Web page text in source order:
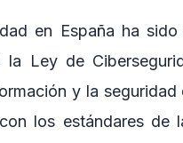
en España ha
Ley de
y la
los estándares de